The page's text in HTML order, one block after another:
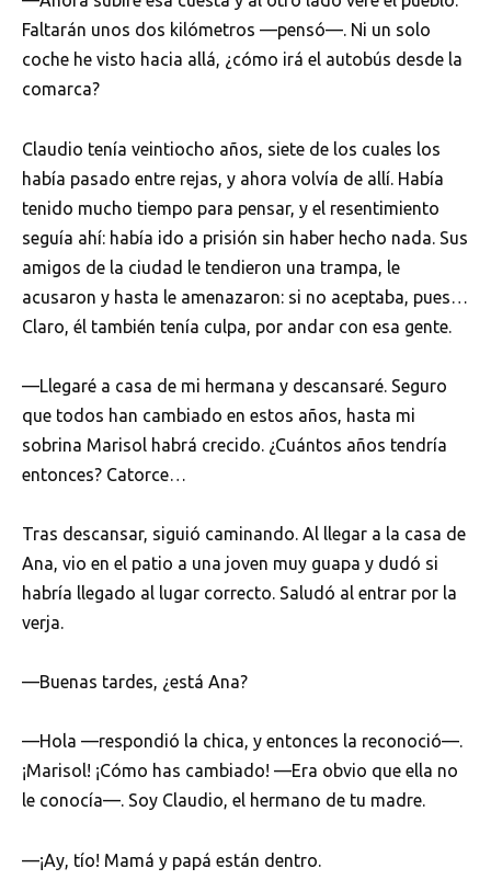
Faltarán unos dos kilómetros —pensó—. Ni un solo
coche he visto hacia allá, ¿cómo irá el autobús desde la
comarca?
Claudio tenía veintiocho años, siete de los cuales los
había pasado entre rejas, y ahora volvía de allí. Había
tenido mucho tiempo para pensar, y el resentimiento
seguía ahí: había ido a prisión sin haber hecho nada. Sus
amigos de la ciudad le tendieron una trampa, le
acusaron y hasta le amenazaron: si no aceptaba, pues…
Claro, él también tenía culpa, por andar con esa gente.
—Llegaré a casa de mi hermana y descansaré. Seguro
que todos han cambiado en estos años, hasta mi
sobrina Marisol habrá crecido. ¿Cuántos años tendría
entonces? Catorce…
Tras descansar, siguió caminando. Al llegar a la casa de
Ana, vio en el patio a una joven muy guapa y dudó si
habría llegado al lugar correcto. Saludó al entrar por la
verja.
—Buenas tardes, ¿está Ana?
—Hola —respondió la chica, y entonces la reconoció—.
¡Marisol! ¡Cómo has cambiado! —Era obvio que ella no
le conocía—. Soy Claudio, el hermano de tu madre.
—¡Ay, tío! Mamá y papá están dentro.